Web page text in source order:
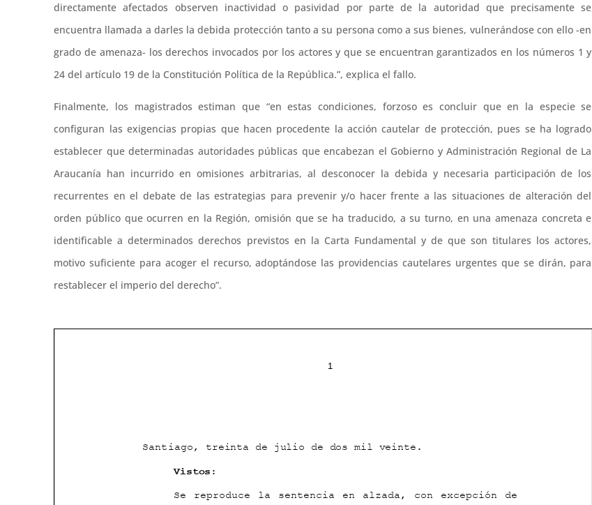
directamente afectados observen inactividad o pasividad por parte de la autoridad que precisamente se
encuentra llamada a darles la debida protección tanto a su persona como a sus bienes, vulnerándose con ello -en
grado de amenaza- los derechos invocados por los actores y que se encuentran garantizados en los números 1 y
24 del artículo 19 de la Constitución Política de la República.”, explica el fallo.
Finalmente, los magistrados estiman que “en estas condiciones, forzoso es concluir que en la especie se
configuran las exigencias propias que hacen procedente la acción cautelar de protección, pues se ha logrado
establecer que determinadas autoridades públicas que encabezan el Gobierno y Administración Regional de La
Araucanía han incurrido en omisiones arbitrarias, al desconocer la debida y necesaria participación de los
recurrentes en el debate de las estrategias para prevenir y/o hacer frente a las situaciones de alteración del
orden público que ocurren en la Región, omisión que se ha traducido, a su turno, en una amenaza concreta e
identificable a determinados derechos previstos en la Carta Fundamental y de que son titulares los actores,
motivo suficiente para acoger el recurso, adoptándose las providencias cautelares urgentes que se dirán, para
restablecer el imperio del derecho”.